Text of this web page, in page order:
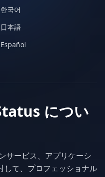
한국어
日本語
Español
につい
サービス、アプリケーシ
して、プロフェッショナル